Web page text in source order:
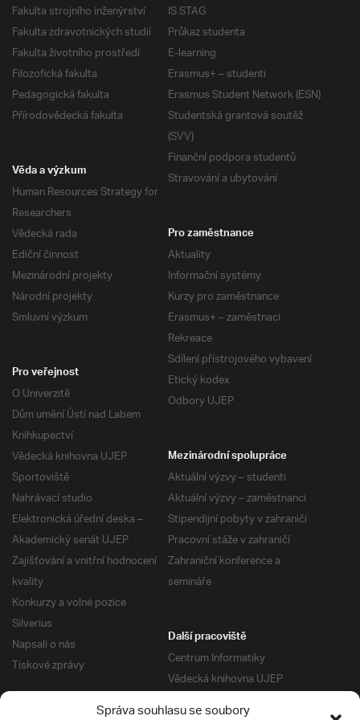
Správa souhlasu se soubory
Fakulta strojního inženýrství
Fakulta zdravotnických studií
Fakulta životního prostředí
Filozofická fakulta
Pedagogická fakulta
Přírodovědecká fakulta
IS STAG
Průkaz studenta
E-learning
Erasmus+ – studenti
Erasmus Student Network (ESN)
Studentská grantová soutěž
(SVV)
Finanční podpora studentů
Stravování a ubytování
Věda a výzkum
Human Resources Strategy for
Researchers
Vědecká rada
Ediční činnost
Mezinárodní projekty
Národní projekty
Smluvní výzkum
Pro zaměstnance
Aktuality
Informační systémy
Kurzy pro zaměstnance
Erasmus+ – zaměstnaci
Rekreace
Sdílení přístrojového vybavení
Etický kodex
Odbory UJEP
Pro veřejnost
O Univerzitě
Dům umění Ústí nad Labem
Knihkupectví
Vědecká knihovna UJEP
Sportoviště
Nahrávací studio
Elektronická úřední deska –
Akademický senát UJEP
Zajišťování a vnitřní hodnocení
kvality
Konkurzy a volné pozice
Silverius
Napsali o nás
Tiskové zprávy
Mezinárodní spolupráce
Aktuální výzvy – studenti
Aktuální výzvy – zaměstnanci
Stipendijní pobyty v zahraničí
Pracovní stáže v zahraničí
Zahraniční konference a
semináře
Další pracoviště
Centrum Informatiky
Vědecká knihovna UJEP
Správa kolejí a menz